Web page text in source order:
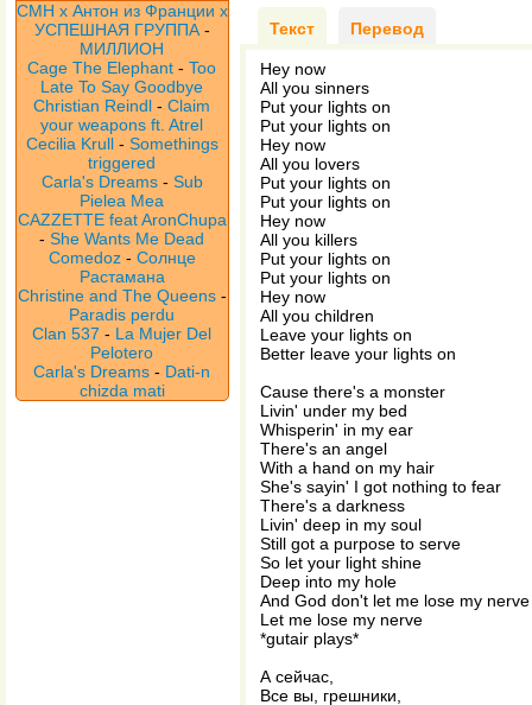
CMH x Антон из Франции x
УСПЕШНАЯ ГРУППА -
МИЛЛИОН
Cage The Elephant -Too
Late To Say Goodbye
Christian Reindl -Claim
your weapons ft. Atrel
Cecilia Krull - Somethings
triggered
Carla's Dreams - Sub
Pielea Mea
CAZZETTE feat AronChupa
-She Wants Me Dead
Comedoz - Солнце
Растамана
Christine and The Queens -
Paradis perdu
Clan 537 - La Mujer Del
Pelotero
Carla's Dreams - Dati-n
chizda mati
Текст Перевод
Hey now
All you sinners
Put your lights on
Put your lights on
Hey now
All you lovers
Put your lights on
Put your lights on
Hey now
All you killers
Put your lights on
Put your lights on
Hey now
All you children
Leave your lights on
Better leave your lights on
Cause there's a monster
Livin' under my bed
Whisperin' in my ear
There's an angel
With a hand on my hair
She's sayin' I got nothing to fear
There's a darkness
Livin' deep in my soul
Still got a purpose to serve
So let your light shine
Deep into my hole
And God don't let me lose my nerve
Let me lose my nerve
*gutair plays*
А сейчас,
Все вы, грешники,